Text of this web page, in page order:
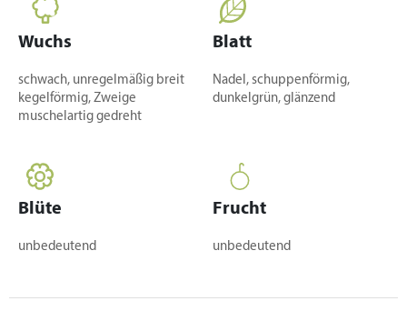
Wuchs
schwach, unregelmäßig breit
kegelförmig, Zweige
muschelartig gedreht
Blatt
Nadel, schuppenförmig,
dunkelgrün, glänzend
Blüte
unbedeutend
Frucht
unbedeutend